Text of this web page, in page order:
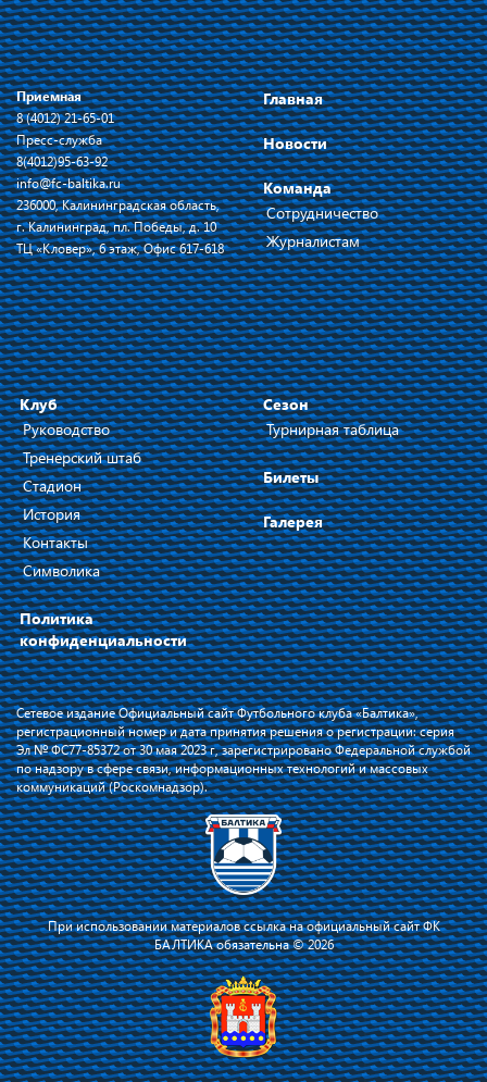
Приемная
8 (4012) 21-65-01
Пресс-служба
8(4012)95-63-92
info@fc-baltika.ru
236000, Калининградская область,
г. Калининград, пл. Победы, д. 10
ТЦ «Кловер», 6 этаж, Офис 617-618
Главная
Новости
Команда
Сотрудничество
Журналистам
Клуб
Руководство
Тренерский штаб
Стадион
История
Контакты
Символика
Политика
конфиденциальности
Сезон
Турнирная таблица
Билеты
Галерея
Сетевое издание Официальный сайт Футбольного клуба «Балтика»,
регистрационный номер и дата принятия решения о регистрации: серия
Эл № ФС77-85372 от 30 мая 2023 г, зарегистрировано Федеральной службой
по надзору в сфере связи, информационных технологий и массовых
коммуникаций (Роскомнадзор).
При использовании материалов ссылка на официальный сайт ФК
БАЛТИКА обязательна © 2026